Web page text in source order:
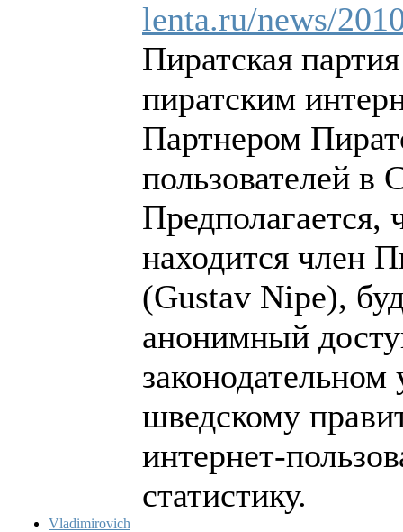
Vladimirovich
lenta.ru/news/
Пиратская
пиратским
Партнером
пользователей в
Предполагается,
находится член
(Gustav Nipe),
анонимный
законодательном
шведскому
интернет-
статистику.